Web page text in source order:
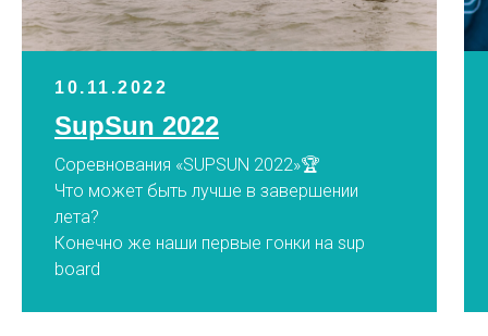
10.11.2022
SupSun 2022
Соревнования «SUPSUN 2022»🏆
Что может быть лучше в завершении
лета?
Конечно же наши первые гонки на sup
board